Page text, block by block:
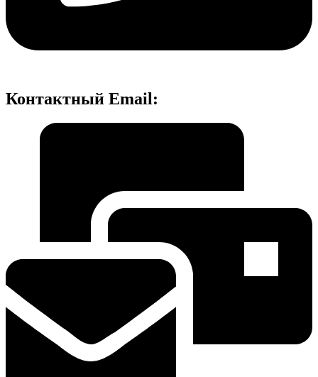
Контактный Email: